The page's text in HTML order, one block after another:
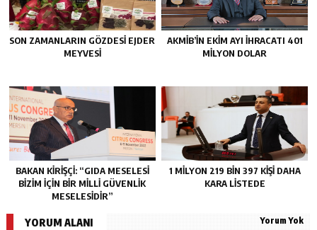
SON ZAMANLARIN GÖZDESİ EJDER
MEYVESİ
AKMİB’İN EKİM AYI İHRACATI 401
MİLYON DOLAR
BAKAN KİRİŞÇİ: “GIDA MESELESİ
BİZİM İÇİN BİR MİLLİ GÜVENLİK
MESELESİDİR”
1 MİLYON 219 BİN 397 KİŞİ DAHA
KARA LİSTEDE
YORUM ALANI Yorum Yok